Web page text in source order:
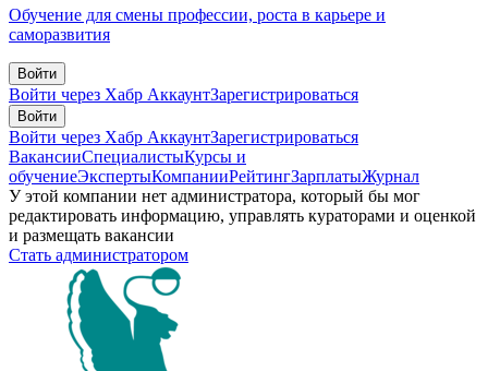
Обучение для смены профессии, роста в карьере и
саморазвития
Войти
Войти через Хабр АккаунтЗарегистрироваться
Войти
Войти через Хабр АккаунтЗарегистрироваться
ВакансииСпециалистыКурсы и
обучениеЭкспертыКомпанииРейтингЗарплатыЖурнал
У этой компании нет администратора, который бы мог
редактировать информацию, управлять кураторами и оценкой
и размещать вакансии
Стать администратором